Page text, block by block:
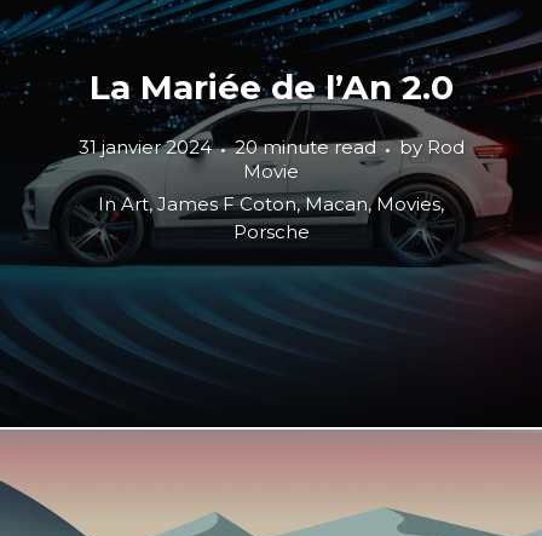
La Mariée de l’An 2.0
31 janvier 2024 20 minute read by Rod
Movie
InArt,James F Coton,Macan,Movies,
Porsche